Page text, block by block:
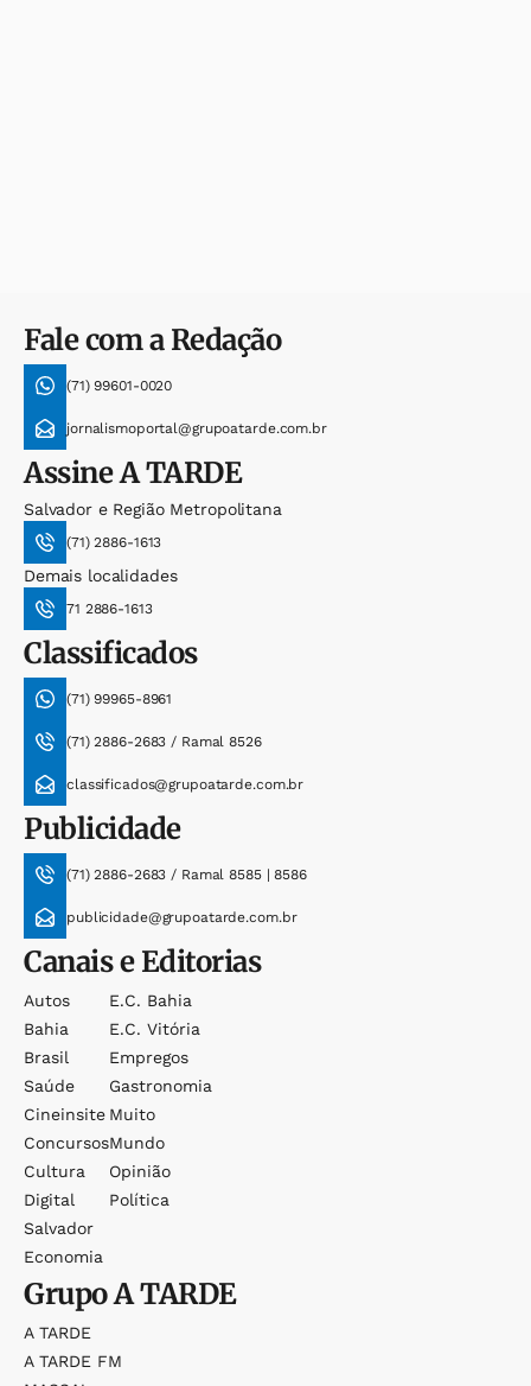
Fale com a Redação
(71) 99601-0020
jornalismoportal@grupoatarde.com.br
AssineA TARDE
Salvador e Região Metropolitana
(71) 2886-1613
Demais localidades
71 2886-1613
Classificados
(71) 99965-8961
(71) 2886-2683 / Ramal 8526
classificados@grupoatarde.com.br
Publicidade
(71) 2886-2683 / Ramal 8585 | 8586
publicidade@grupoatarde.com.br
Canais e Editorias
Autos
Bahia
Brasil
Saúde
Cineinsite
Concursos
Cultura
Digital
Salvador
Economia
E.c. Bahia
E.c. Vitória
Empregos
Gastronomia
Muito
Mundo
Opinião
Política
GrupoA TARDE
A TARDE
A TARDE FM